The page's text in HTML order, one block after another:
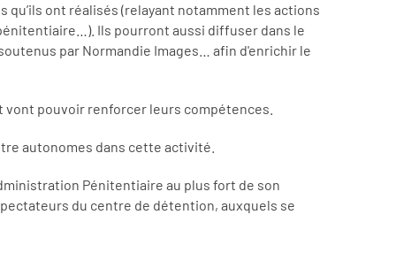
ont réalisés (relayant notamment les actions
Ils pourront aussi diffuser dans le
par Normandie Images… afin d'enrichir le
pouvoir renforcer leurs compétences.
autonomes dans cette activité.
Pénitentiaire au plus fort de son
du centre de détention, auxquels se